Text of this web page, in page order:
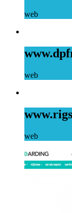
web
web
web